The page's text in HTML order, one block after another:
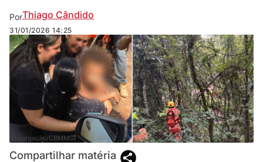
PorThiago Cândido
31/01/2026 14:25
(Divulgação/CBMMG)
Compartilhar matéria